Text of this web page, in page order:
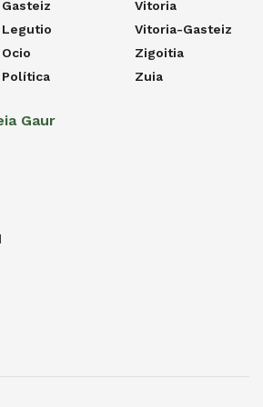
Gasteiz
Legutio
Ocio
Política
Vitoria
Vitoria-Gasteiz
Zigoitia
Zuia
Gaur